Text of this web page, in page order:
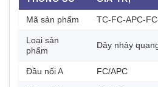
Mã sản phẩm TC-FC-APC-
Loại sản
phẩm
Dây nhảy
Đầu nối A FC/APC